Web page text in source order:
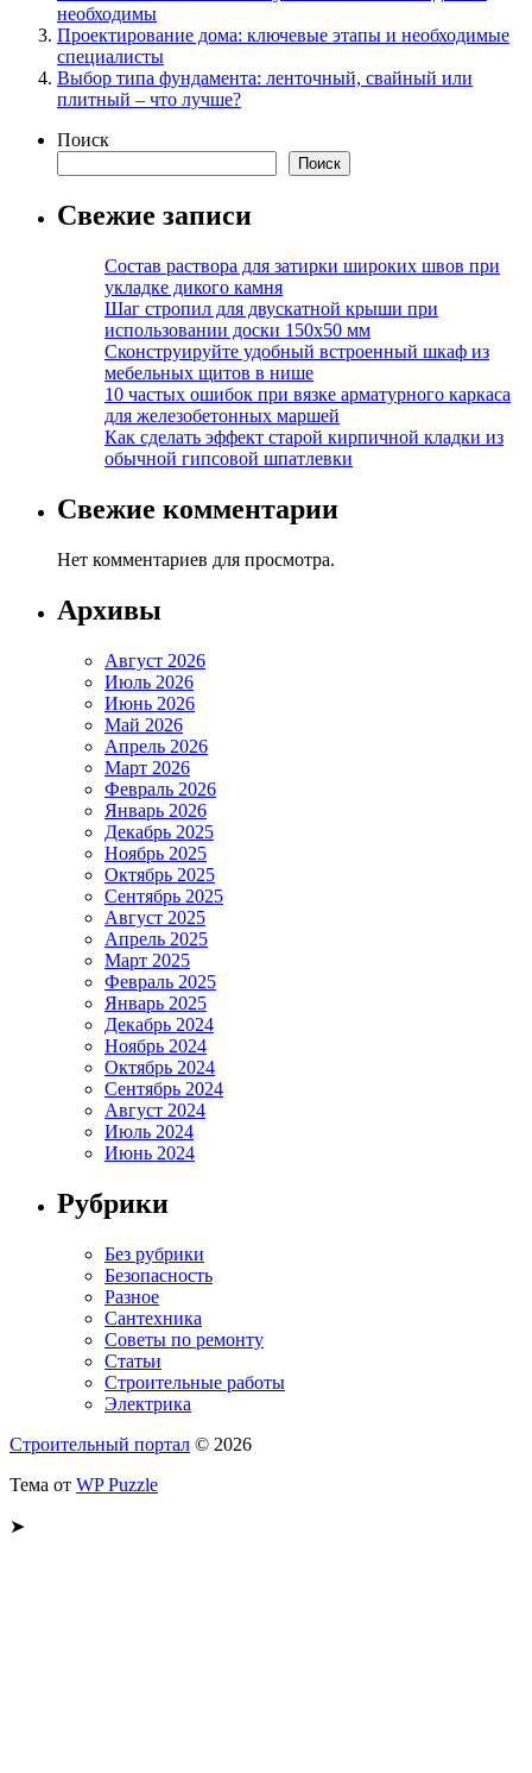
необходимы
Проектирование дома: ключевые этапы и необходимые
специалисты
Выбор типа фундамента: ленточный, свайный или
плитный – что лучше?
Поиск
Поиск
Свежие записи
Состав раствора для затирки широких швов при
укладке дикого камня
Шаг стропил для двускатной крыши при
использовании доски 150х50 мм
Сконструируйте удобный встроенный шкаф из
мебельных щитов в нише
10 частых ошибок при вязке арматурного каркаса
для железобетонных маршей
Как сделать эффект старой кирпичной кладки из
обычной гипсовой шпатлевки
Свежие комментарии
Нет комментариев для просмотра.
Архивы
Август 2026
Июль 2026
Июнь 2026
Май 2026
Апрель 2026
Март 2026
Февраль 2026
Январь 2026
Декабрь 2025
Ноябрь 2025
Октябрь 2025
Сентябрь 2025
Август 2025
Апрель 2025
Март 2025
Февраль 2025
Январь 2025
Декабрь 2024
Ноябрь 2024
Октябрь 2024
Сентябрь 2024
Август 2024
Июль 2024
Июнь 2024
Рубрики
Без рубрики
Безопасность
Разное
Сантехника
Советы по ремонту
Статьи
Строительные работы
Электрика
Строительный портал © 2026
Тема от WP Puzzle
➤